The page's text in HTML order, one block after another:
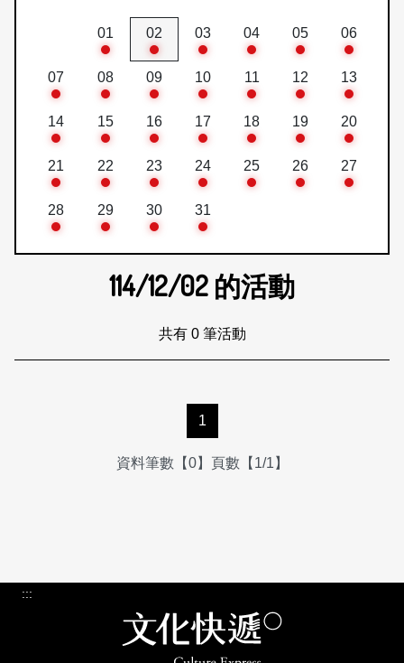
01 02 03 04 05 06
07 08 09 10 11 12 13
14 15 16 17 18 19 20
21 22 23 24 25 26 27
28 29 30 31
114/12/02 的活動
共有 0 筆活動
1
資料筆數【0】頁數【1/1】
:::